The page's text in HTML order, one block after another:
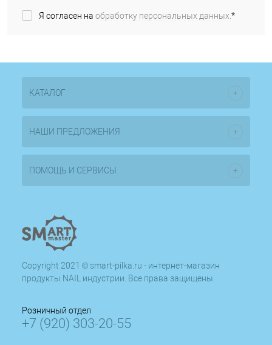
Я согласен на обработку персональных данных. *
КАТАЛОГ
НАШИ ПРЕДЛОЖЕНИЯ
ПОМОЩЬ И СЕРВИСЫ
Copyright 2021 © smart-pilka.ru - интернет-магазин
продукты NAIL индустрии. Все права защищены.
Розничный отдел
+7 (920) 303-20-55